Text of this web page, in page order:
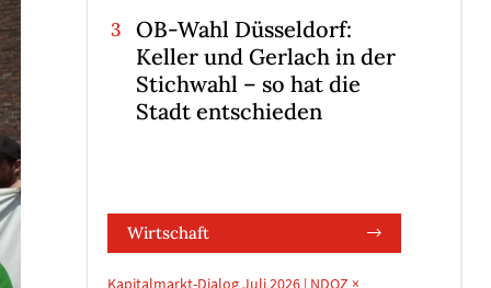
OB-Wahl Düsseldorf:
Keller und Gerlach in der
Stichwahl – so hat die
Stadt entschieden
Wirtschaft
Kapitalmarkt-Dialog Juli 2026 | NDOZ ×